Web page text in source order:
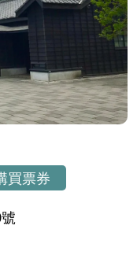
買票券